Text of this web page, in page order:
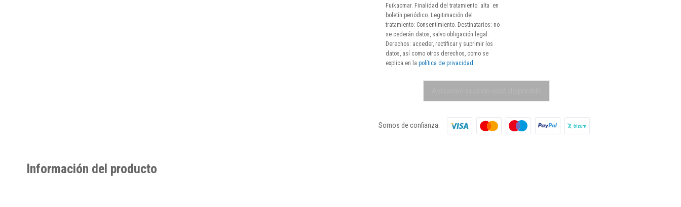
Fuikaomar. Finalidad del tratamiento: alta en
boletín periódico. Legitimación del
tratamiento: Consentimiento. Destinatarios: no
se cederán datos, salvo obligación legal.
Derechos: acceder, rectificar y suprimir los
datos, así como otros derechos, como se
explica en la política de privacidad
Somos de confianza:
Información del producto